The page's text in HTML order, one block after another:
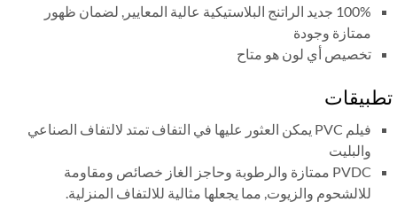
100% جديد الراتنج البلاستيكية عالية المعايير, لضمان ظهور
ممتازة وجودة
تخصيص أي لون هو متاح
فيلم PVC يمكن العثور عليها في التفاف تمتد لالتفاف الصناعي
والبليت
PVDC ممتازة والرطوبة وحاجز الغاز خصائص ومقاومة
للالشحوم والزيوت, مما يجعلها مثالية للالتفاف المنزلية.